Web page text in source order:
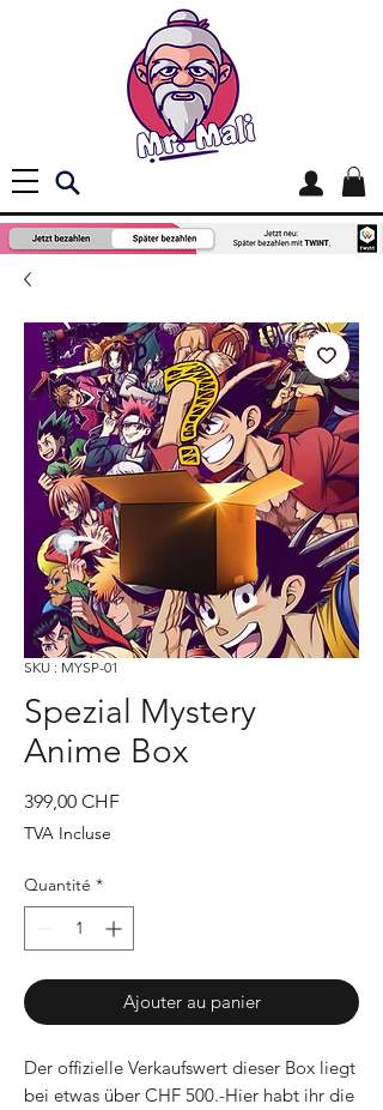
SKU : MYSP-01
Spezial Mystery
Anime Box
399,00 CHFPrix
TVA Incluse
Quantité *
Ajouter au panier
Der offizielle Verkaufswert dieser Box liegt
bei etwas über CHF 500.-Hier habt ihr die